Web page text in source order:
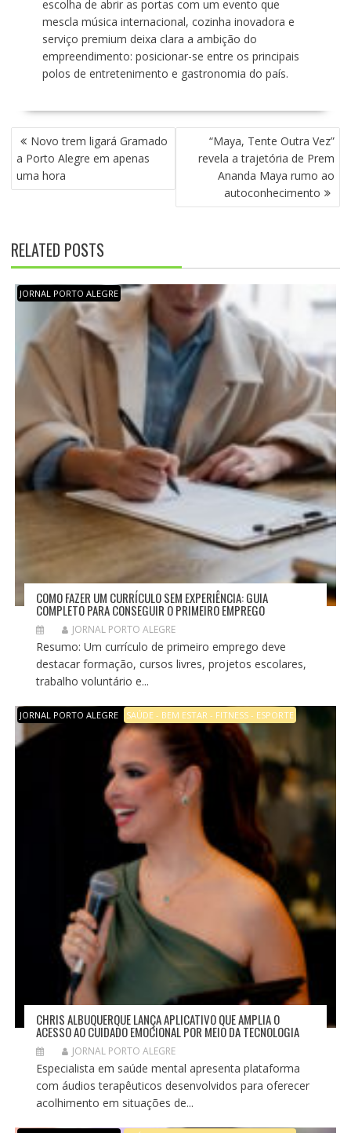
escolha de abrir as portas com um evento que
mescla música internacional, cozinha inovadora e
serviço premium deixa clara a ambição do
empreendimento: posicionar-se entre os principais
polos de entretenimento e gastronomia do país.
N
A
V
E
Ç
Ã
O
D
T
Novo trem ligará Gramado
a Porto Alegre em apenas
uma hora
“Maya, Tente Outra Vez”
revela a trajetória de Prem
Ananda Maya rumo ao
autoconhecimento
RELATED POSTS
JORNAL PORTO ALEGRE
COMO FAZER UM CURRÍCULO SEM EXPERIÊNCIA: GUIA
COMPLETO PARA CONSEGUIR O PRIMEIRO EMPREGO
JORNAL PORTO ALEGRE
Resumo: Um currículo de primeiro emprego deve
destacar formação, cursos livres, projetos escolares,
trabalho voluntário e...
JORNAL PORTO ALEGRE SAÚDE - BEM ESTAR - FITNESS - ESPORTE
CHRIS ALBUQUERQUE LANÇA APLICATIVO QUE AMPLIA O
ACESSO AO CUIDADO EMOCIONAL POR MEIO DA TECNOLOGIA
JORNAL PORTO ALEGRE
Especialista em saúde mental apresenta plataforma
com áudios terapêuticos desenvolvidos para oferecer
acolhimento em situações de...